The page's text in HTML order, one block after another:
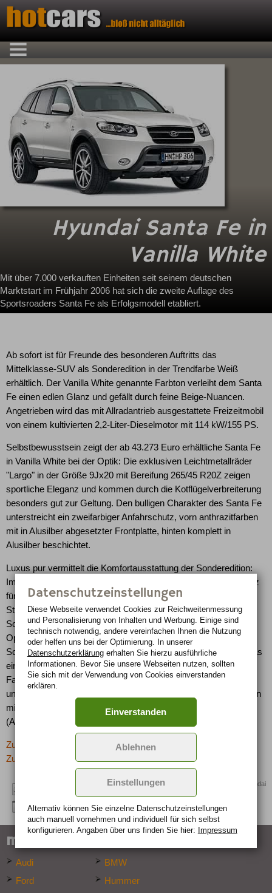
Hyundai Santa Fe in
Vanilla White
Mit über 7.000 verkauften Einheiten seit seinem deutschen
Marktstart im Frühjahr 2006 hat sich die zweite Auflage des
Sportsroaders Santa Fe als Erfolgsmodell etabliert.
Ab sofort ist für Freunde des besonderen Auftritts das
Mittelklasse-SUV als Sonderedition in der Trendfarbe Weiß
erhältlich. Der Vanilla White genannte Farbton verleiht dem Santa
Fe einen edlen Glanz und gefällt durch feine Beige-Nuancen.
Angetrieben wird das mit Allradantrieb ausgestattete Freizeitmobil
von einem kultivierten 2,2-Liter-Dieselmotor mit 114 kW/155 PS.
Selbstbewusstsein zeigt der ab 43.273 Euro erhältliche Santa Fe
in Vanilla White bei der Optik: Die exklusiven Leichtmetallräder
"Largo" in der Größe 9Jx20 mit Bereifung 265/45 R20Z zeigen
sportliche Eleganz und kommen durch die Kotflügelverbreiterung
besonders gut zur Geltung. Den bulligen Charakter des Santa Fe
unterstreicht ein zweifarbiger Anfahrschutz, vorn anthrazitfarben
mit in Alusilber abgesetzter Frontplatte, hinten komplett in
Alusilber beschichtet.
Luxus pur vermittelt die Komfortausstattung der Sonderedition:
Immer an Bord ist die hochwertige Lederausstattung in Schwarz
für Sitze, Lenkrad und Schaltknauf, eine Sitzheizung mit zwei
Stufen, Türeinstiegsleisten in Metalldekor, dunkel getönte
Scheiben ab B-Säule und eine Geschwindigkeitsregelanlage.
Optional ist eine Fünf-Stufen-Automatik mit zweiter manueller
Schaltebene (1.740 Euro), ein Elektronik-Paket (1.990 Euro), das
ein Panorama-Hub-Schiebedach, einen elektrisch einstellbaren
Fahrer- und Beifahrersitz, elektrisch einklappbare Außenspiegel
und ein Rückfahrwarnsystem umfasst, erhältlich. In Kombination
mit Automatikgetriebe ist der Allradler auch als Siebensitzer
(Aufpreis: 1.530 Euro) lieferbar.
Zurück zur letzten Seite
Zur Übersicht: -> SUV
Quelle: Hyundai
marken-specials
Audi
BMW
Ford
Hummer
Datenschutzeinstellungen
Diese Webseite verwendet Cookies zur Reichweiten­messung
und Personalisierung von Inhalten und Werbung. Einige sind
technisch notwendig, andere vereinfachen Ihnen die Nutzung
oder helfen uns bei der Optimierung. In unserer
Datenschutzerklärungerhalten Sie hierzu ausführliche
Informationen. Bevor Sie unsere Webseiten nutzen, sollten
Sie sich mit der Verwendung von Cookies einverstanden
erklären.
Einverstanden
Ablehnen
Einstellungen
Alternativ können Sie einzelne Datenschutz­ein­stellungen
auch manuell vor­nehmen und indivi­duell für sich selbst
konfigurieren. Angaben über uns finden Sie hier: Impressum